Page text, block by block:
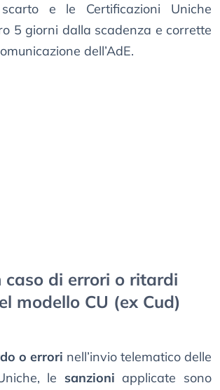
e le Certificazioni Uniche
5 giorni dalla scadenza e corrette
dell’AdE.
caso di errori o ritardi
modello CU (ex Cud)
o errori nell’invio telematico delle
le sanzioni applicate sono